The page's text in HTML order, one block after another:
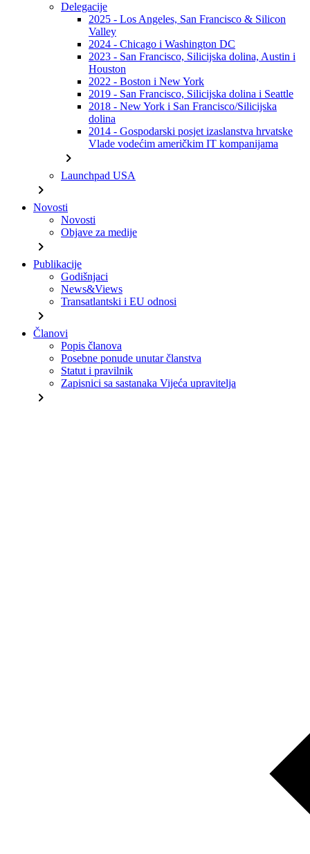
Delegacije
2025 - Los Angeles, San Francisco & Silicon
Valley
2024 - Chicago i Washington DC
2023 - San Francisco, Silicijska dolina, Austin i
Houston
2022 - Boston i New York
2019 - San Francisco, Silicijska dolina i Seattle
2018 - New York i San Francisco/Silicijska
dolina
2014 - Gospodarski posjet izaslanstva hrvatske
Vlade vodećim američkim IT kompanijama
chevron_right
Launchpad USA
chevron_right
Novosti
Novosti
Objave za medije
chevron_right
Publikacije
Godišnjaci
News&Views
Transatlantski i EU odnosi
chevron_right
Članovi
Popis članova
Posebne ponude unutar članstva
Statut i pravilnik
Zapisnici sa sastanaka Vijeća upravitelja
chevron_right